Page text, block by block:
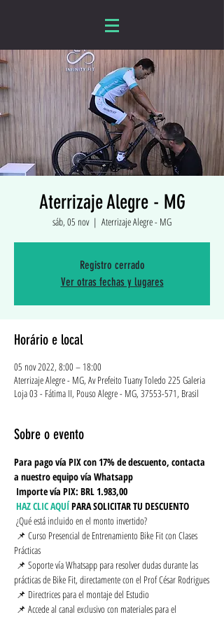
Aterrizaje Alegre - MG
sáb, 05 nov
  |
Aterrizaje Alegre - MG
Registro cerrado
Ver otras fechas y lugares
Horário e local
05 nov 2022, 8:00 – 18:00
Aterrizaje Alegre - MG, Av Prefeito Tuany Toledo 225 Galeria
Loja 03 - Fátima II, Pouso Alegre - MG, 37553-571, Brasil
Sobre o evento
Para pago vía PIX con 17% de descuento, contacta
a nuestro equipo vía Whatsapp
Importe vía PIX: BRL 1.983,00
HAZ CLIC AQUÍPARA SOLICITAR TU DESCUENTO
¿Qué está incluido en el monto invertido?
Prácticas
prácticas de Bike Fit, directamente con el Prof César Rodrigues
📌 Directrices para el montaje del Estudio